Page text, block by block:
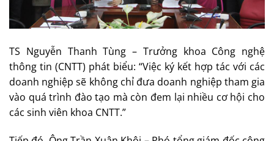
TS Nguyễn Thanh Tùng – Trưởng khoa Công nghệ
thông tin (CNTT) phát biểu: “Việc ký kết hợp tác với các
doanh nghiệp sẽ không chỉ đưa doanh nghiệp tham gia
vào quá trình đào tạo mà còn đem lại nhiều cơ hội cho
các sinh viên khoa CNTT.”